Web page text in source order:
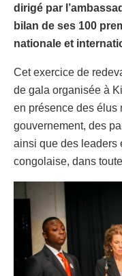
dirigé par
bilan de ses 100
nationale et
Cet exercice de
de gala organisée à
en présence des élus
gouvernement, des
ainsi que des leaders
congolaise, dans